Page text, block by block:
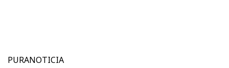
PURANOTICIA